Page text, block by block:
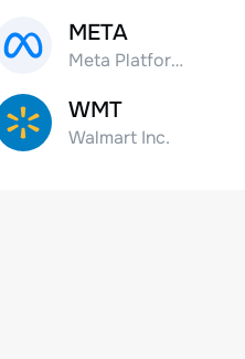
META
Meta Platforms, Inc. Class A Common Stock
WMT
Walmart Inc.